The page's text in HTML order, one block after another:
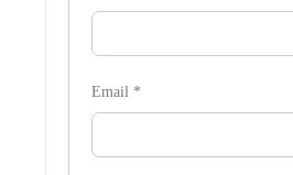
Email *